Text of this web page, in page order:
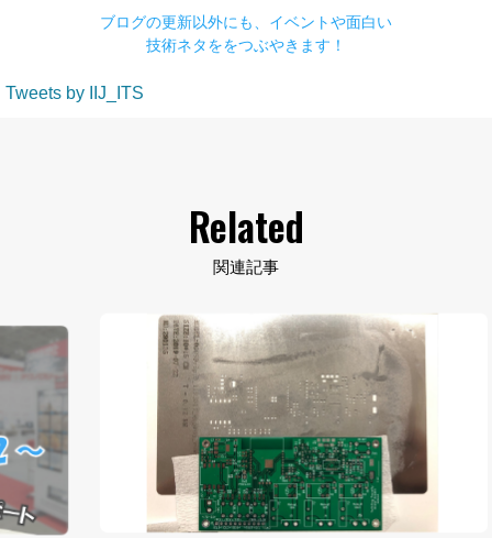
ブログの更新以外にも、イベントや面白い
技術ネタををつぶやきます！
Tweets by IIJ_ITS
Related
関連記事